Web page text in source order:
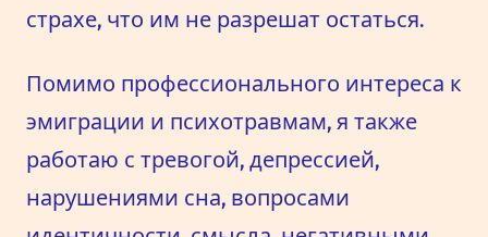
страхе, что им не разрешат остаться.
Помимо профессионального интереса к
эмиграции и психотравмам, я также
работаю с тревогой, депрессией,
нарушениями сна, вопросами